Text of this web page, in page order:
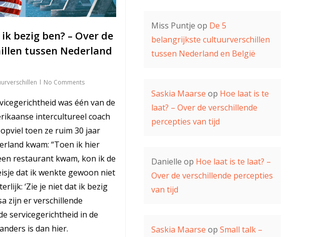
bezig ben? – Over de
tussen Nederland
No Comments
was één van de
intercultureel coach
toen ze ruim 30 jaar
kwam: “Toen ik hier
restaurant kwam, kon ik de
dat ik wenkte gewoon niet
‘Zie je niet dat ik bezig
zijn er verschillende
servicegerichtheid in de
is dan hier.
Miss Puntje op De 5
belangrijkste cultuurverschillen
tussen Nederland en België
Saskia Maarse op Hoe laat is te
laat? – Over de verschillende
percepties van tijd
Danielle op Hoe laat is te laat? –
Over de verschillende percepties
van tijd
Saskia Maarse opSmall talk –